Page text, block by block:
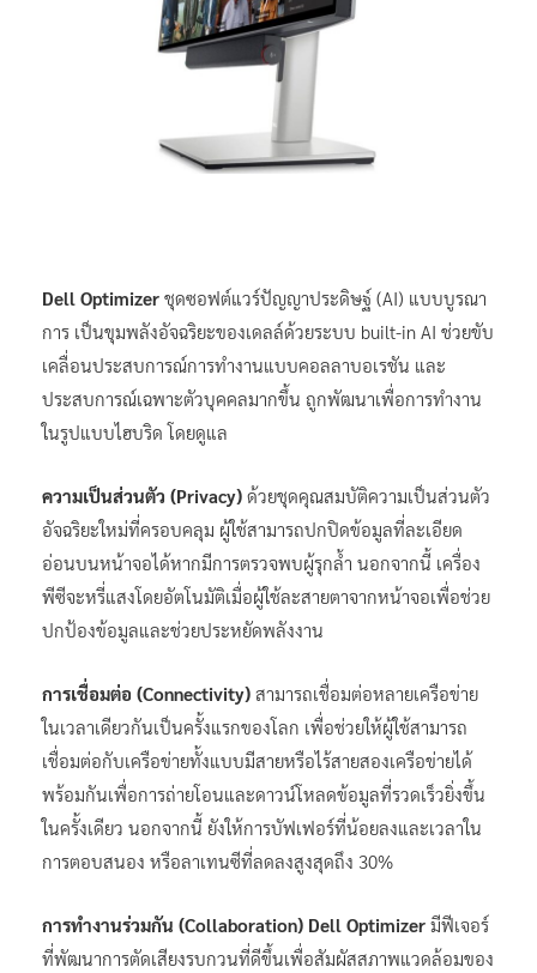
Dell Optimizer ชุดซอฟต์แวร์ปัญญาประดิษฐ์ (AI) แบบบูรณา
การ เป็นขุมพลังอัจฉริยะของเดลล์ด้วยระบบ built-in AI ช่วยขับ
เคลื่อนประสบการณ์การทำงานแบบคอลลาบอเรชัน และ
ประสบการณ์เฉพาะตัวบุคคลมากขึ้น ถูกพัฒนาเพื่อการทำงาน
ในรูปแบบไฮบริด โดยดูแล
ความเป็นส่วนตัว (Privacy) ด้วยชุดคุณสมบัติความเป็นส่วนตัว
อัจฉริยะใหม่ที่ครอบคลุม ผู้ใช้สามารถปกปิดข้อมูลที่ละเอียด
อ่อนบนหน้าจอได้หากมีการตรวจพบผู้รุกล้ำ นอกจากนี้ เครื่อง
พีซีจะหรี่แสงโดยอัตโนมัติเมื่อผู้ใช้ละสายตาจากหน้าจอเพื่อช่วย
ปกป้องข้อมูลและช่วยประหยัดพลังงาน
การเชื่อมต่อ (Connectivity) สามารถเชื่อมต่อหลายเครือข่าย
ในเวลาเดียวกันเป็นครั้งแรกของโลก เพื่อช่วยให้ผู้ใช้สามารถ
เชื่อมต่อกับเครือข่ายทั้งแบบมีสายหรือไร้สายสองเครือข่ายได้
พร้อมกันเพื่อการถ่ายโอนและดาวน์โหลดข้อมูลที่รวดเร็วยิ่งขึ้น
ในครั้งเดียว นอกจากนี้ ยังให้การบัฟเฟอร์ที่น้อยลงและเวลาใน
การตอบสนอง หรือลาเทนซีที่ลดลงสูงสุดถึง 30%
การทำงานร่วมกัน (Collaboration) Dell Optimizer มีฟีเจอร์
ที่พัฒนาการตัดเสียงรบกวนที่ดีขึ้นเพื่อสัมผัสสภาพแวดล้อมของ